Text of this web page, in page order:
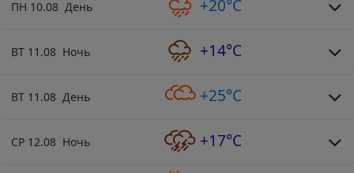
ПН 10.08 День +20°C
ВТ 11.08 Ночь +14°C
ВТ 11.08 День +25°C
СР 12.08 Ночь +17°C